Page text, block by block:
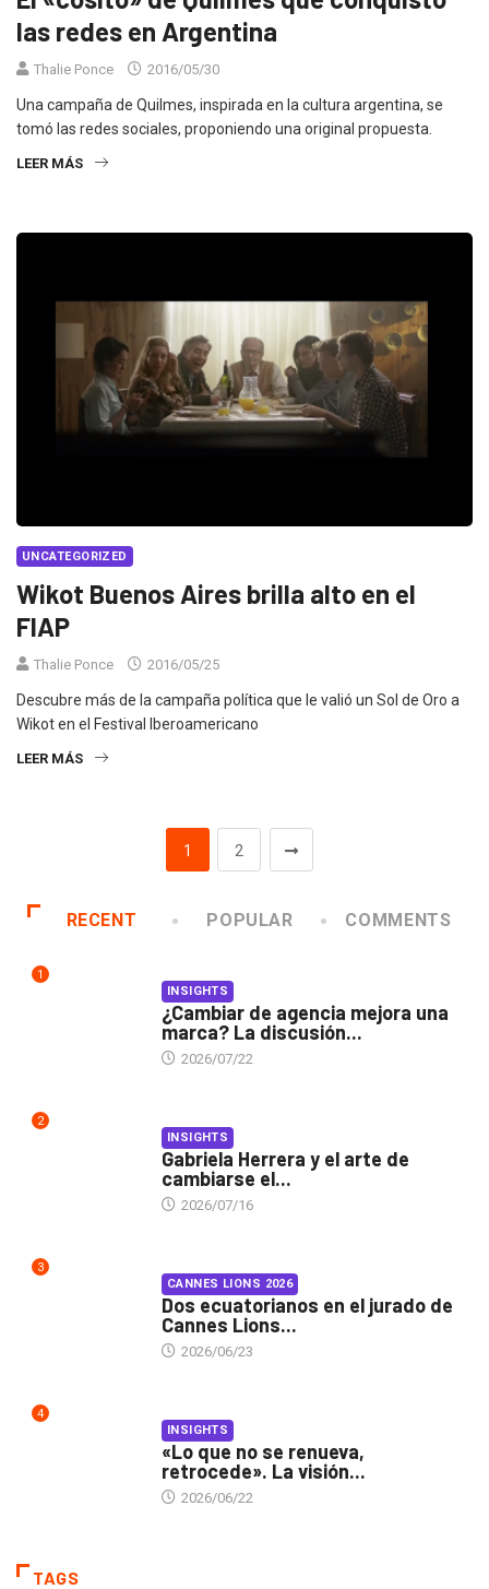
las redes en Argentina
Thalie Ponce 2016/05/30
Una campaña de Quilmes, inspirada en la cultura argentina, se
tomó las redes sociales, proponiendo una original propuesta.
LEER MÁS
UNCATEGORIZED
Wikot Buenos Aires brilla alto en el
FIAP
Thalie Ponce 2016/05/25
Descubre más de la campaña política que le valió un Sol de Oro a
Wikot en el Festival Iberoamericano
LEER MÁS
1 2
RECENT POPULAR COMMENTS
1
INSIGHTS
¿Cambiar de agencia mejora una
marca? La discusión...
2026/07/22
2
INSIGHTS
Gabriela Herrera y el arte de
cambiarse el...
2026/07/16
3
CANNES LIONS 2026
Dos ecuatorianos en el jurado de
Cannes Lions...
2026/06/23
4
INSIGHTS
«Lo que no se renueva,
retrocede». La visión...
2026/06/22
TAGS